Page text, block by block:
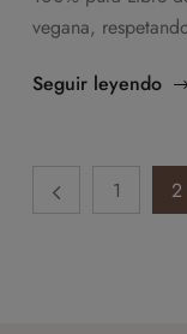
vegana,
Seguir leyendo
1 2